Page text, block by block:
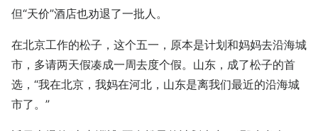
但“天价”酒店也劝退了一批人。
在北京工作的松子，这个五一，原本是计划和妈妈去沿海城
市，多请两天假凑成一周去度个假。山东，成了松子的首
选，“我在北京，我妈在河北，山东是离我们最近的沿海城
市了。”